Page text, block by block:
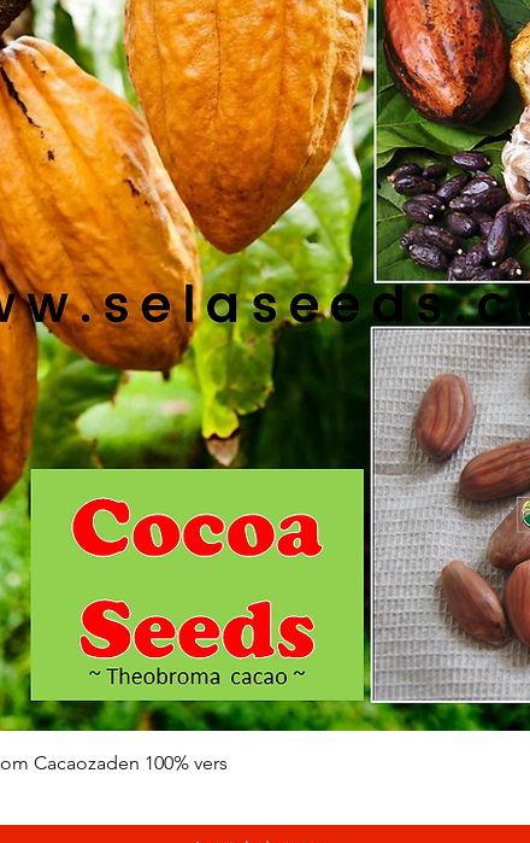
Snel overzicht
Cacaozaden 100% vers